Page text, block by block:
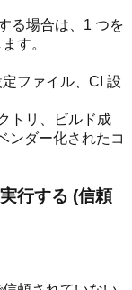
る場合は、1 つを
す。
ファイル、CI 設
トリ、ビルド成
ンダー化されたコ
行する (信頼